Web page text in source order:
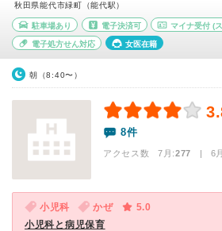
秋田県能代市緑町（能代駅）
駐車場あり 電子決済可 マイナ受付 (
電子処方せん対応 女医在籍
朝（8:40〜）
8件
アクセス数 7月:277 | 6
小児科 かぜ
5.0
小児科と病児保育